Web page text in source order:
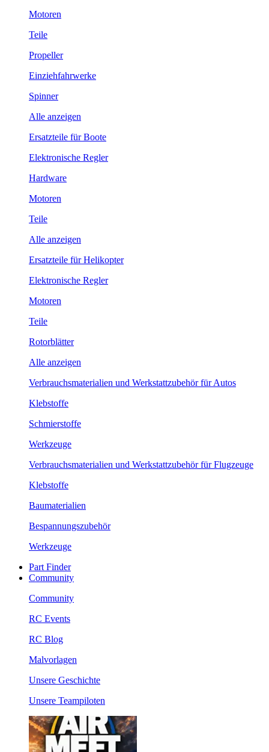
Motoren
Teile
Propeller
Einziehfahrwerke
Spinner
Alle anzeigen
Ersatzteile für Boote
Elektronische Regler
Hardware
Motoren
Teile
Alle anzeigen
Ersatzteile für Helikopter
Elektronische Regler
Motoren
Teile
Rotorblätter
Alle anzeigen
Verbrauchsmaterialien und Werkstattzubehör für Autos
Klebstoffe
Schmierstoffe
Werkzeuge
Verbrauchsmaterialien und Werkstattzubehör für Flugzeuge
Klebstoffe
Baumaterialien
Bespannungszubehör
Werkzeuge
Part Finder
Community
Community
RC Events
RC Blog
Malvorlagen
Unsere Geschichte
Unsere Teampiloten